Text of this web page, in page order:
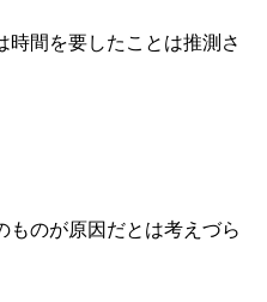
時間を要したことは推測さ
ものが原因だとは考えづら